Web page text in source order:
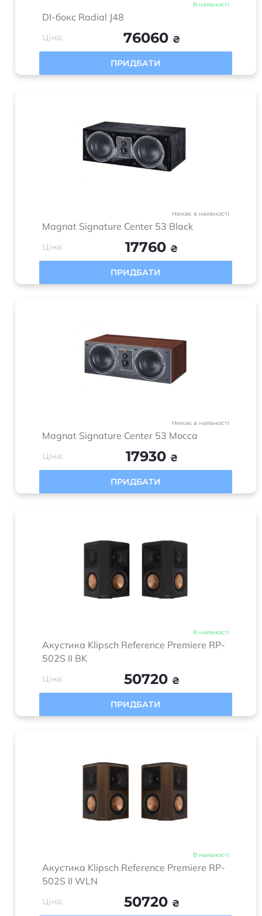
В наявності
DI-бокс Radial J48
Ціна: 76060 ₴
ПРИДБАТИ
Немає в наявності
Magnat Signature Center 53 Black
Ціна: 17760 ₴
ПРИДБАТИ
Немає в наявності
Magnat Signature Center 53 Mocca
Ціна: 17930 ₴
ПРИДБАТИ
В наявності
Акустика Klipsch Reference Premiere RP-
502S II BK
Ціна: 50720 ₴
ПРИДБАТИ
В наявності
Акустика Klipsch Reference Premiere RP-
502S II WLN
Ціна: 50720 ₴